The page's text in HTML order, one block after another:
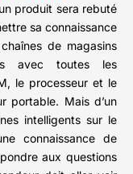
produit sera rebuté
sa connaissance
de magasins
avec toutes les
le processeur et le
portable. Mais d’un
intelligents sur le
connaissance de
aux questions